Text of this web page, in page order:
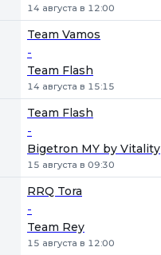
14 августа в 12:00
Team Vamos
-
Team Flash
14 августа в 15:15
Team Flash
-
Bigetron MY by Vitality
15 августа в 09:30
RRQ Tora
-
Team Rey
15 августа в 12:00